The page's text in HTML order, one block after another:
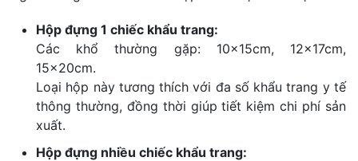
Hộp đựng 1 chiếc khẩu trang:
Các khổ thường gặp: 10x15cm, 12x17cm,
15x20cm.
Loại hộp này tương thích với đa số khẩu trang y tế
thông thường, đồng thời giúp tiết kiệm chi phí sản
xuất.
Hộp đựng nhiều chiếc khẩu trang: